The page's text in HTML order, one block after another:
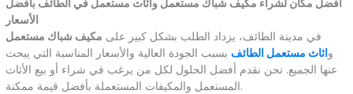
أفضل مكان لشراء مكيف شباك مستعمل وأثاث مستعمل في الطائف بأفضل
الأسعار
في مدينة الطائف، يزداد الطلب بشكل كبير على مكيف شباك مستعمل
واثاث مستعمل الطائف بسبب الجودة العالية والأسعار المناسبة التي يبحث
عنها الجميع. نحن نقدم أفضل الحلول لكل من يرغب في شراء أو بيع الأثاث
المستعمل والمكيفات المستعملة بأفضل قيمة ممكنة.